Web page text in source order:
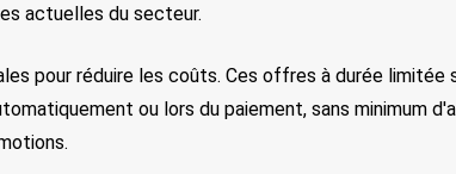
actuelles du secteur.
pour réduire les coûts. Ces offres à durée limitée
ou lors du paiement, sans minimum